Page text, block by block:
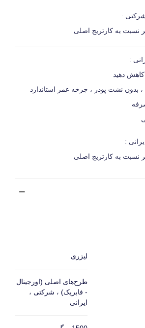
:
نسبت به کارتریج اصلی
:
دهید
بدون نشت پودر ، چرخه عمر استاندارد
:
نسبت به کارتریج اصلی
لیزری
طرح‌های اصلی (اورجینال
- فابریک) ، شرکتی ،
ایرانی